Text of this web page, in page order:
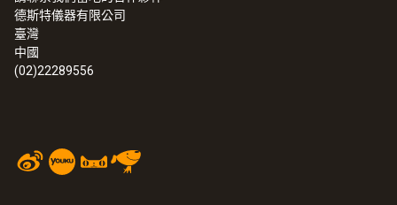
德斯特儀器有限公司
臺灣
中國
(02)22289556